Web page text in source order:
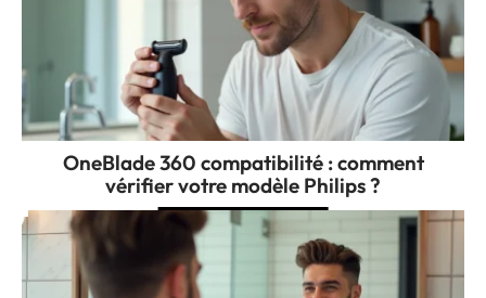
OneBlade 360 compatibilité : comment
vérifier votre modèle Philips ?